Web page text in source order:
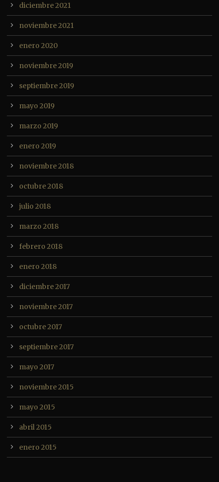
diciembre 2021
noviembre 2021
enero 2020
noviembre 2019
septiembre 2019
mayo 2019
marzo 2019
enero 2019
noviembre 2018
octubre 2018
julio 2018
marzo 2018
febrero 2018
enero 2018
diciembre 2017
noviembre 2017
octubre 2017
septiembre 2017
mayo 2017
noviembre 2015
mayo 2015
abril 2015
enero 2015